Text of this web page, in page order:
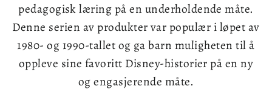
pedagogisk læring på en underholdende måte.
Denne serien av produkter var populær i løpet av
1980- og 1990-tallet og ga barn muligheten til å
oppleve sine favoritt Disney-historier på en ny
og engasjerende måte.